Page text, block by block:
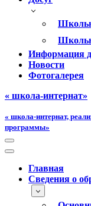
Информация
Новости
Фотогалерея
« школа-интернат»
« школа-интернат,
программы»
Меню
навигации
Меню
навигацииГлавная
Сведения о